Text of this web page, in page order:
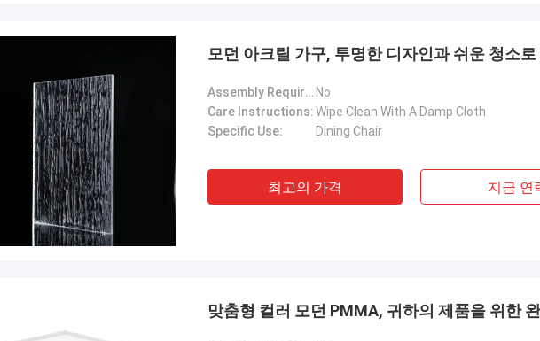
벤슨
품은 매우 좋다고 말하고 싶습니다.
든 제안에 감사하고, 또한 판매 후
좋습니다.
모던 아크릴 가구, 투명한 디자인과 쉬운 청소로
Assembly Required: No
Care Instructions:Wipe Clean With A Damp Cloth
Specific Use:
Dining Chair
최고의 가격 지금 연
맞춤형 컬러 모던 PMMA, 귀하의 제품을 위한